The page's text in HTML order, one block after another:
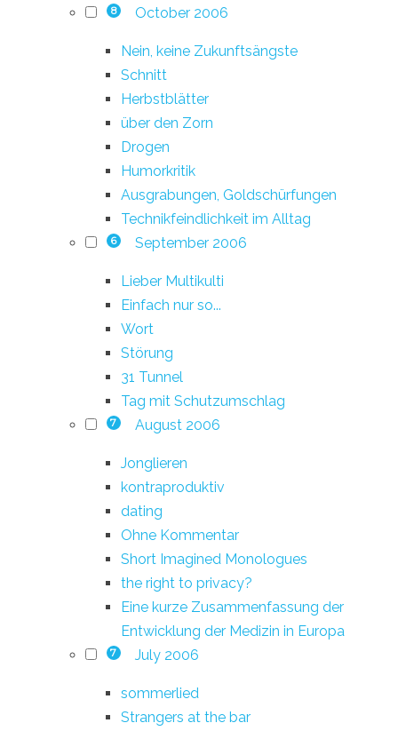
8 October 2006
Nein, keine Zukunftsängste
Schnitt
Herbstblätter
über den Zorn
Drogen
Humorkritik
Ausgrabungen, Goldschürfungen
Technikfeindlichkeit im Alltag
6 September 2006
Lieber Multikulti
Einfach nur so...
Wort
Störung
31 Tunnel
Tag mit Schutzumschlag
7 August 2006
Jonglieren
kontraproduktiv
dating
Ohne Kommentar
Short Imagined Monologues
the right to privacy?
Eine kurze Zusammenfassung der
Entwicklung der Medizin in Europa
7 July 2006
sommerlied
Strangers at the bar